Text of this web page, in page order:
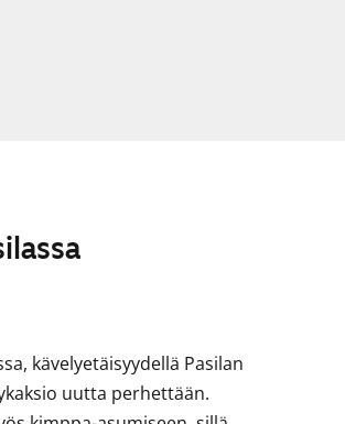
kävelyetäisyydellä Pasilan
uutta perhettään.